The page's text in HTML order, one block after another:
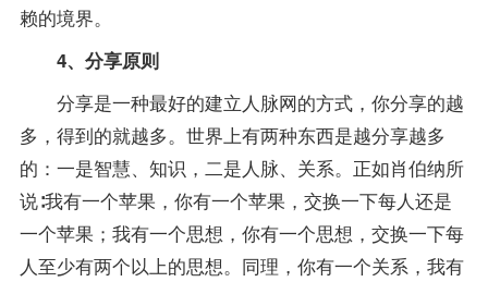
赖的境界。
4、分享原则
分享是一种最好的建立人脉网的方式，你分享的越
多，得到的就越多。世界上有两种东西是越分享越多
的：一是智慧、知识，二是人脉、关系。正如肖伯纳所
说∶我有一个苹果，你有一个苹果，交换一下每人还是
一个苹果；我有一个思想，你有一个思想，交换一下每
人至少有两个以上的思想。同理，你有一个关系，我有